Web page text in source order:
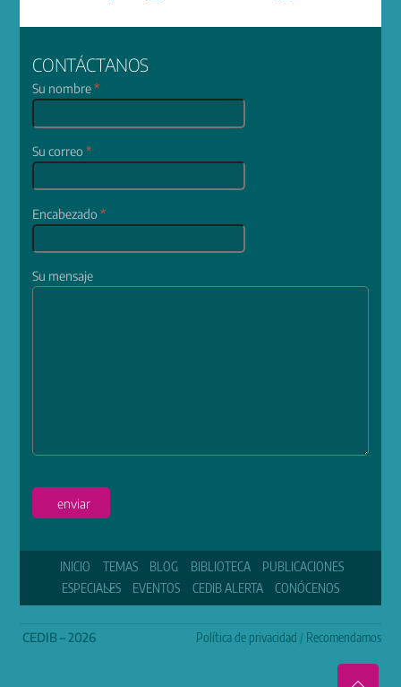
CONTÁCTANOS
Su nombre*
Su correo*
Encabezado*
Su mensaje
enviar
INICIO TEMAS BLOG BIBLIOTECA
PUBLICACIONES
ESPECIALES
EVENTOS CEDIB ALERTA CONÓCENOS
CEDIB – 2026 Política de privacidad / Recomendamos